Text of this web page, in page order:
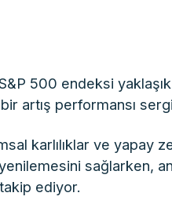
S&P 500 endeksi
artış performansı
karlılıklar ve yapay
sağlarken,
ediyor.